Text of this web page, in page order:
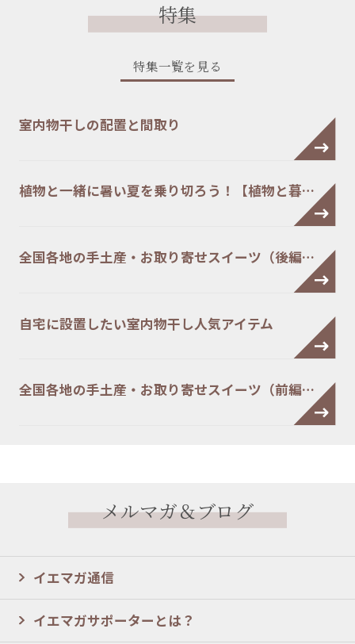
特集
特集一覧を見る
室内物干しの配置と間取り
植物と一緒に暑い夏を乗り切ろう！【植物と暮…
全国各地の手土産・お取り寄せスイーツ（後編…
自宅に設置したい室内物干し人気アイテム
全国各地の手土産・お取り寄せスイーツ（前編…
メルマガ＆ブログ
イエマガ通信
イエマガサポーターとは？